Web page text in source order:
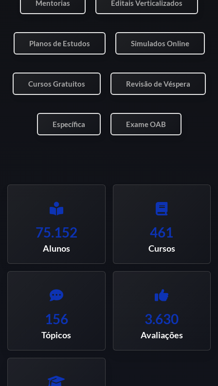
Mentorias Editais Verticalizados
Planos de Estudos Simulados Online
Cursos Gratuitos Revisão de Véspera
Específica Exame OAB
75.152
Alunos
461
Cursos
156
Tópicos
3.630
Avaliações